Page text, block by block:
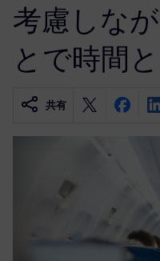
考慮しな
とで時間
共有